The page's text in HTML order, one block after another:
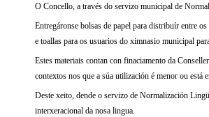
O Concello, a través do servizo municipal de
Entregáronse bolsas de papel para distribuír entre
e toallas para os usuarios do ximnasio municipal
Estes materiais contan con finaciamento da
contextos nos que a súa utilización é menor ou está
Deste xeito, dende o servizo de Normalización
interxeracional da nosa lingua.